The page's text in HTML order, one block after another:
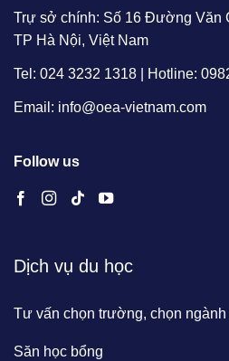
Trự sở chính: Số 16 Đường Văn
TP Hà Nội, Việt Nam
Tel: 024 3232 1318 | Hotline:
Email: info@oea-vietnam.com
Follow us
Dịch vụ du học
Tư vấn chọn trường, chọn ngành
Săn học bổng